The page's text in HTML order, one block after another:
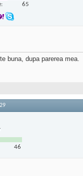
65
buna, dupa parerea mea.
46